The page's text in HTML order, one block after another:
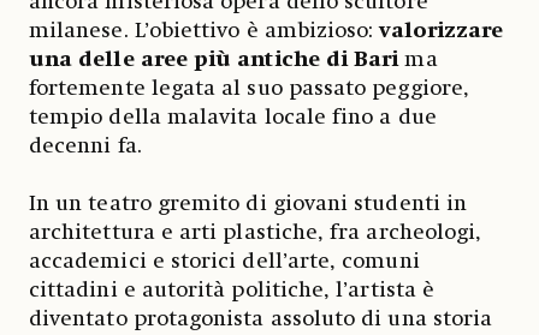
milanese. L’obiettivo è ambizioso:valorizzare
una delle aree più antiche di Barima
fortemente legata al suo passato peggiore,
tempio della malavita locale fino a due
decenni fa.
In un teatro gremito di giovani studenti in
architettura e arti plastiche, fra archeologi,
accademici e storici dell’arte, comuni
cittadini e autorità politiche, l’artista è
diventato protagonista assoluto di una storia